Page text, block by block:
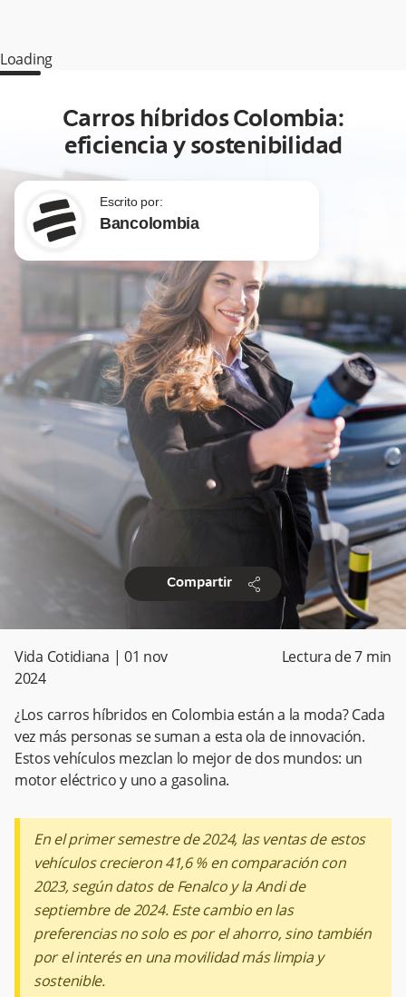
Loading
Carros híbridos Colombia:
eficiencia y sostenibilidad
Escrito por:
Bancolombia
Compartir share
Vida Cotidiana | 01 nov
2024
Lectura de7 min
¿Los carros híbridos en Colombia están a la moda? Cada
vez más personas se suman a esta ola de innovación.
Estos vehículos mezclan lo mejor de dos mundos: un
motor eléctrico y uno a gasolina.
En el primer semestre de 2024, las ventas de estos
vehículos crecieron 41,6 % en comparación con
2023, según datos de Fenalco y la Andi de
septiembre de 2024. Este cambio en las
preferencias no solo es por el ahorro, sino también
por el interés en una movilidad más limpia y
sostenible.